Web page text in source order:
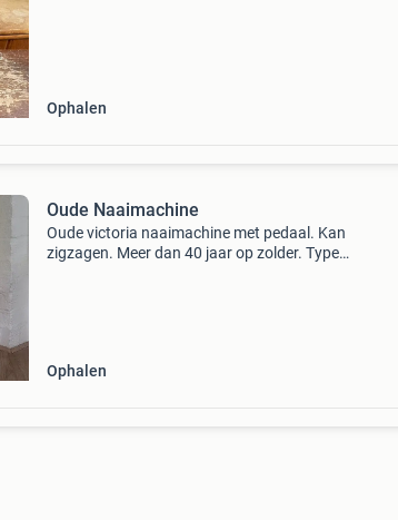
Ophalen
Oude Naaimachine
Oude victoria naaimachine met pedaal. Kan
zigzagen. Meer dan 40 jaar op zolder. Type
Ophalen